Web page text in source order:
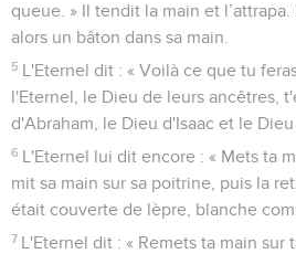
queue. » Il tendit la main et
alors un bâton dans sa main.
5 L'Eternel dit : « Voilà ce que tu
l'Eternel, le Dieu de leurs ancêtres,
d'Abraham, le Dieu d'Isaac et le
6 L'Eternel lui dit encore : « Mets ta
mit sa main sur sa poitrine, puis la
était couverte de lèpre, blanche
7 L'Eternel dit : « Remets ta main sur